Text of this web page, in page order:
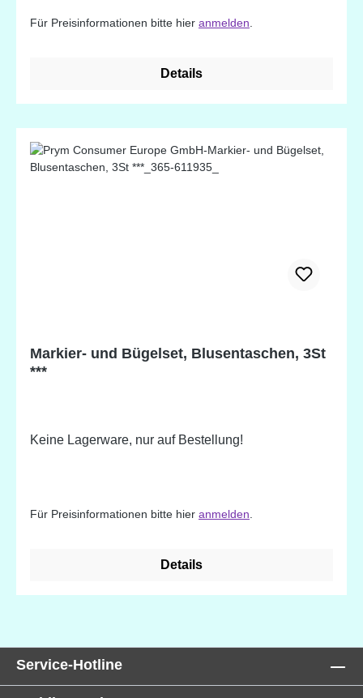
Für Preisinformationen bitte hier anmelden
Details
Markier- und Bügelset, Blusentaschen, 3St
***
Keine Lagerware, nur auf Bestellung!
Für Preisinformationen bitte hier anmelden
Details
Service-Hotline